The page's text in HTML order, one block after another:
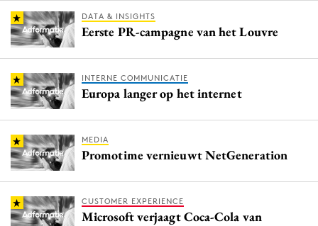
DATA & INSIGHTS
Eerste PR-campagne van het Louvre
INTERNE COMMUNICATIE
Europa langer op het internet
MEDIA
Promotime vernieuwt NetGeneration
CUSTOMER EXPERIENCE
Microsoft verjaagt Coca-Cola van